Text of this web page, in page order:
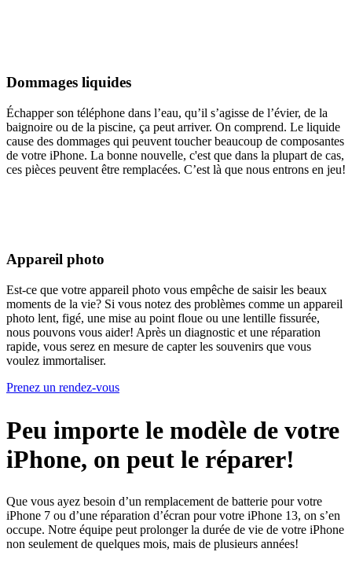
Dommages liquides
Échapper son téléphone dans l’eau, qu’il s’agisse de l’évier, de la
baignoire ou de la piscine, ça peut arriver. On comprend. Le liquide
cause des dommages qui peuvent toucher beaucoup de composantes
de votre iPhone. La bonne nouvelle, c'est que dans la plupart de cas,
ces pièces peuvent être remplacées. C’est là que nous entrons en jeu!
Appareil photo
Est-ce que votre appareil photo vous empêche de saisir les beaux
moments de la vie? Si vous notez des problèmes comme un appareil
photo lent, figé, une mise au point floue ou une lentille fissurée,
nous pouvons vous aider! Après un diagnostic et une réparation
rapide, vous serez en mesure de capter les souvenirs que vous
voulez immortaliser.
Prenez un rendez-vous
Peu importe le modèle de votre
iPhone, on peut le réparer!
Que vous ayez besoin d’un remplacement de batterie pour votre
iPhone 7 ou d’une réparation d’écran pour votre iPhone 13, on s’en
occupe. Notre équipe peut prolonger la durée de vie de votre iPhone
non seulement de quelques mois, mais de plusieurs années!